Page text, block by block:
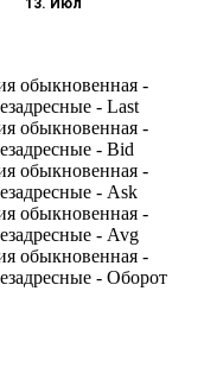
13. Июл
обыкновенная -
- Last
обыкновенная -
- Bid
обыкновенная -
- Ask
обыкновенная -
- Avg
обыкновенная -
- Оборот